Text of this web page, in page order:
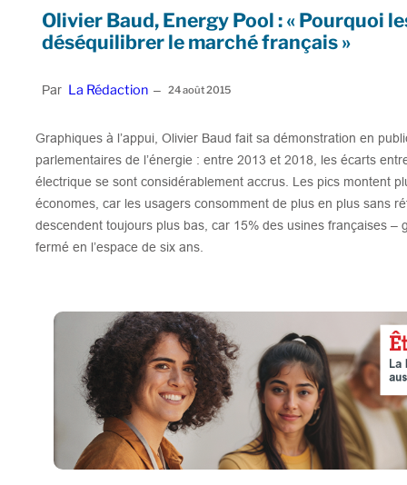
Olivier Baud, Energy Pool : « Pourquoi
déséquilibrer le marché français »
Par La Rédaction – 24 août 2015
Graphiques à l’appui, Olivier Baud fait sa démonstration en
parlementaires de l’énergie : entre 2013 et 2018, les écarts
électrique se sont considérablement accrus. Les pics montent
économes, car les usagers consomment de plus en plus sans
descendent toujours plus bas, car 15% des usines françaises –
fermé en l’espace de six ans.